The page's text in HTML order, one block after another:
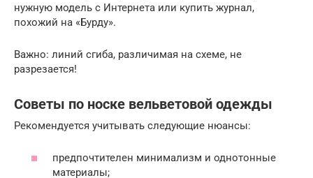
нужную модель с Интернета или купить журнал,
похожий на «Бурду».
Важно: линий сгиба, различимая на схеме, не
разрезается!
Советы по носке вельветовой одежды
Рекомендуется учитывать следующие нюансы:
предпочтителен минимализм и однотонные
материалы;